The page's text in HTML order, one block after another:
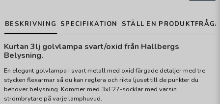
BESKRIVNING SPECIFIKATION STÄLL EN
Kurtan 3lj golvlampa svart/oxid från Hallbergs
Belysning.
En elegant golvlampa i svart metall med oxid färgade detaljer med tre
stycken flexarmar så du kan reglera och rikta ljuset till de punkter du
behöver belysning. Kommer med 3xE27-socklar med varsin
strömbrytare på varje lamphuvud.